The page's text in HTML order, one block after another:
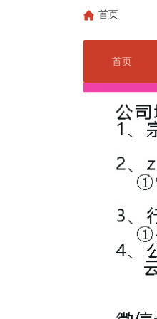
首页
首页